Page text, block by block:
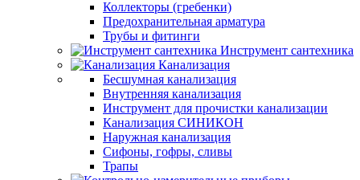
Коллекторы (гребенки)
Предохранительная арматура
Трубы и фитинги
Инструмент сантехника
Канализация
Бесшумная канализация
Внутренняя канализация
Инструмент для прочистки канализации
Канализация СИНИКОН
Наружная канализация
Сифоны, гофры, сливы
Трапы